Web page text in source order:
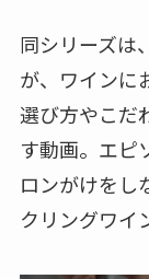
同シリーズは
が、ワインに
選び方やこだ
す動画。エピ
ロンがけをし
クリングワイ